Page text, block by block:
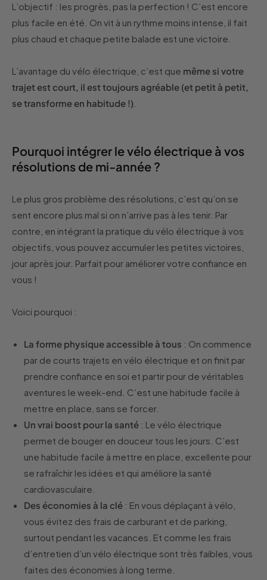
L’objectif : les progrès, pas la perfection ! C’est encore
plus facile en été. On vit à un rythme moins intense, il fait
plus chaud et chaque petite balade est une victoire.
L’avantage du vélo électrique, c’est que même si votre
trajet est court, il est toujours agréable (et petit à petit,
se transforme en habitude !)
Pourquoi intégrer le vélo électrique à vos
résolutions de mi-année ?
Le plus gros problème des résolutions, c’est qu’on se
sent encore plus mal si on n’arrive pas à les tenir. Par
contre, en intégrant la pratique du vélo électrique à vos
objectifs, vous pouvez accumuler les petites victoires,
jour après jour. Parfait pour améliorer votre confiance en
vous !
Voici pourquoi :
La forme physique accessible à tous : On commence
par de courts trajets en vélo électrique et on finit par
prendre confiance en soi et partir pour de véritables
aventures le week-end. C’est une habitude facile à
mettre en place, sans se forcer.
Un vrai boost pour la santé : Le vélo électrique
permet de bouger en douceur tous les jours. C’est
une habitude facile à mettre en place, excellente pour
se rafraîchir les idées et qui améliore la santé
cardiovasculaire.
Des économies à la clé : En vous déplaçant à vélo,
vous évitez des frais de carburant et de parking,
surtout pendant les vacances. Et comme les frais
d’entretien d’un vélo électrique sont très faibles, vous
faites des économies à long terme.